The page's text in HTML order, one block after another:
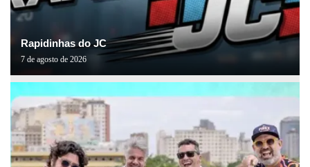
Rapidinhas do JC
7 de agosto de 2026